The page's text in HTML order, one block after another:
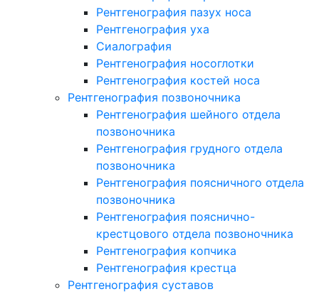
Рентгенография пазух носа
Рентгенография уха
Сиалография
Рентгенография носоглотки
Рентгенография костей носа
Рентгенография позвоночника
Рентгенография шейного отдела
позвоночника
Рентгенография грудного отдела
позвоночника
Рентгенография поясничного отдела
позвоночника
Рентгенография пояснично-
крестцового отдела позвоночника
Рентгенография копчика
Рентгенография крестца
Рентгенография суставов